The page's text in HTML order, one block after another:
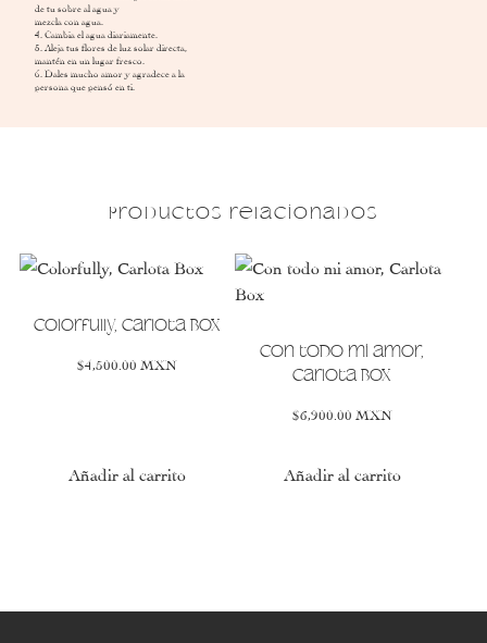
de tu sobre al agua y
mezcla con agua.
4. Cambia el agua diariamente.
5. Aleja tus flores de luz solar directa,
mantén en un lugar fresco.
6. Dales mucho amor y agradece a la
persona que pensó en ti.
Productos relacionados
Colorfully, Carlota Box
$4,500.00 MXN
Añadir al carrito
Este
tiene
variantes.
pueden
Con todo mi amor,
Carlota Box
$6,900.00 MXN
Añadir al carrito
Este
producto
múltiples
variantes.
opciones
pueden